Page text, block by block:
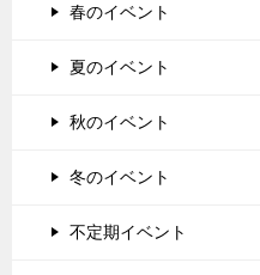
春のイベント
夏のイベント
秋のイベント
冬のイベント
不定期イベント